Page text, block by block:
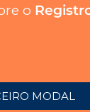
o
MODAL